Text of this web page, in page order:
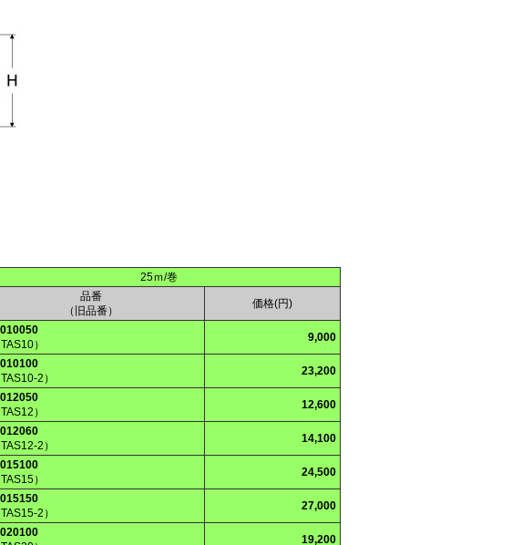
25ｍ/巻
品番
（旧品番）
価格(円)
）
9,000
2）
23,200
）
12,600
2）
14,100
）
24,500
2）
27,000
19,200